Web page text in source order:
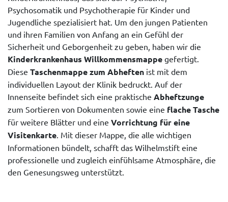
Psychosomatik und Psychotherapie für Kinder und
Jugendliche spezialisiert hat. Um den jungen Patienten
und ihren Familien von Anfang an ein Gefühl der
Sicherheit und Geborgenheit zu geben, haben wir die
Kinderkrankenhaus Willkommensmappe gefertigt.
Diese Taschenmappe zum Abheften ist mit dem
individuellen Layout der Klinik bedruckt. Auf der
Innenseite befindet sich eine praktische Abheftzunge
zum Sortieren von Dokumenten sowie eine flache Tasche
für weitere Blätter und eine Vorrichtung für eine
Visitenkarte . Mit dieser Mappe, die alle wichtigen
Informationen bündelt, schafft das Wilhelmstift eine
professionelle und zugleich einfühlsame Atmosphäre, die
den Genesungsweg unterstützt.